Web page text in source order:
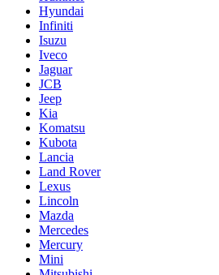
Hyundai
Infiniti
Isuzu
Iveco
Jaguar
JCB
Jeep
Kia
Komatsu
Kubota
Lancia
Land Rover
Lexus
Lincoln
Mazda
Mercedes
Mercury
Mini